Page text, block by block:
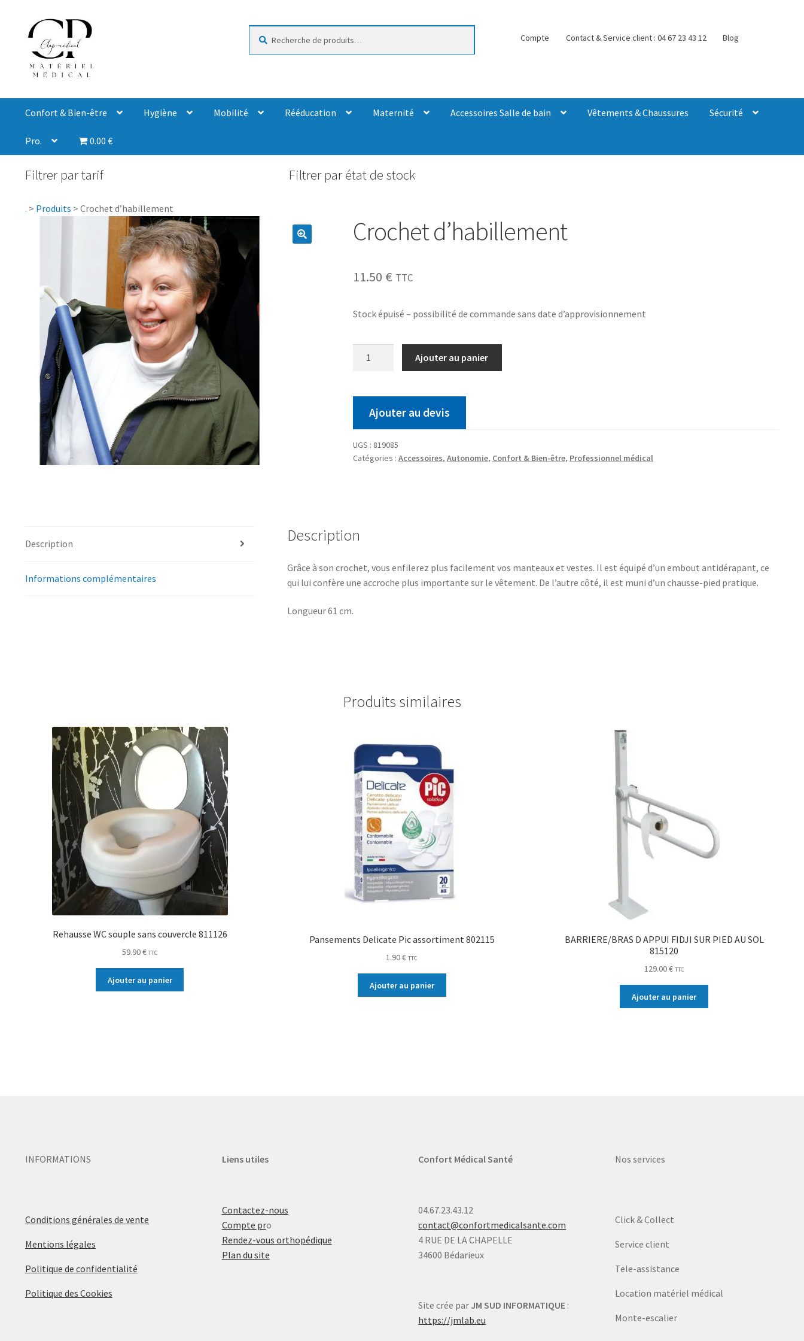
Compte Contact & Service client : 04 67 23 43 12 Blog
Confort & Bien-être Hygiène Mobilité Rééducation Maternité Accessoires Salle de bain Vêtements & Chaussures Sécurité
Pro. 0.00 €
Filtrer par tarif Filtrer par état de stock
. > Produits > Crochet d’habillement
Crochet d’habillement
11.50 € TTC
Stock épuisé – possibilité de commande sans date d’approvisionnement
Ajouter au panier
Ajouter au devis
UGS : 819085
Catégories : Accessoires, Autonomie, Confort & Bien-être, Professionnel médical
Description
Informations complémentaires
Description
Grâce à son crochet, vous enfilerez plus facilement vos manteaux et vestes. Il est équipé d’un embout antidérapant, ce
qui lui confère une accroche plus importante sur le vêtement. De l’autre côté, il est muni d’un chausse-pied pratique.
Longueur 61 cm.
Produits similaires
Rehausse WC souple sans couvercle 811126
59.90€ TTC
Ajouter au panier
Pansements Delicate Pic assortiment 802115
1.90€ TTC
Ajouter au panier
BARRIERE/BRAS D APPUI FIDJI SUR PIED AU SOL
815120
129.00€ TTC
Ajouter au panier
INFORMATIONS
Conditions générales de vente
Mentions légales
Politique de confidentialité
Politique des Cookies
Liens utiles
Contactez-nous
Compte pro
Rendez-vous orthopédique
Plan du site
Confort Médical Santé
04.67.23.43.12
contact@confortmedicalsante.com
4 RUE DE LA CHAPELLE
34600 Bédarieux
Site crée par JM SUD INFORMATIQUE :
https://jmlab.eu
Nos services
Click & Collect
Service client
Tele-assistance
Location matériel médical
Monte-escalier